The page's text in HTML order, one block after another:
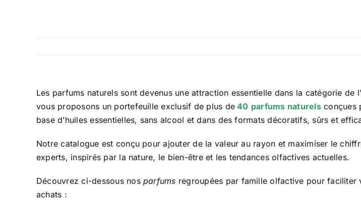
Les parfums naturelssont devenus une attraction essentielle dans la catégorie de
vous proposons un portefeuille exclusif de plus de 40 parfums naturelsconçues
base d’huiles essentielles, sans alcool et dans des formats décoratifs, sûrs et
Notre catalogue est conçu pour ajouter de la valeur au rayon et maximiser le
experts, inspirés par la nature, le bien-être et les tendances olfactives actuelles.
Découvrez ci-dessous nos parfums regroupées par famille olfactive pour faciliter
achats :